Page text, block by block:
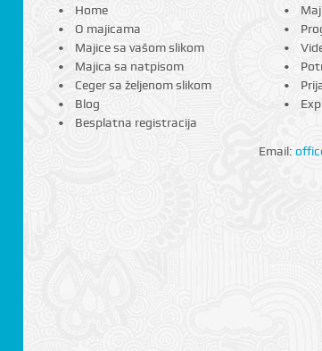
Home
O majicama
Majice sa vašom slikom
Majica sa natpisom
Ceger sa željenom slikom
Blog
Besplatna registracija
Email: